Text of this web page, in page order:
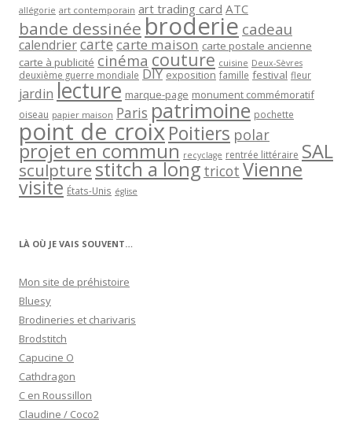
allégorie art contemporain art trading card ATC
bande dessinée broderie cadeau
calendriercartecarte maison carte postale ancienne
carte à publicité cinéma couture cuisine Deux-Sèvres
deuxième guerre mondiale DIY exposition famille festival fleur
jardin lecture marque-page monument commémoratif
oiseau papier maison Paris patrimoine pochette
point de croixPoitiers polar
projet en commun recyclage rentrée littéraire SAL
sculpturestitch a long tricot Vienne
visite États-Unis église
LÀ OÙ JE VAIS SOUVENT…
Mon site de préhistoire
Bluesy
Brodineries et charivaris
Brodstitch
Capucine O
Cathdragon
C en Roussillon
Claudine / Coco2